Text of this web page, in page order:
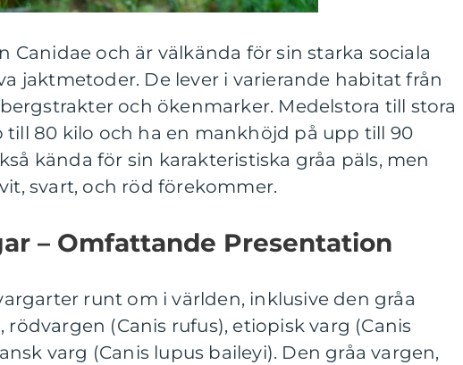
Canidae och är välkända för sin starka sociala
jaktmetoder. De lever i varierande habitat från
och ökenmarker. Medelstora till stora
till 80 kilo och ha en mankhöjd på upp till 90
kända för sin karakteristiska gråa päls, men
svart, och röd förekommer.
– Omfattande Presentation
runt om i världen, inklusive den gråa
rödvargen (Canis rufus), etiopisk varg (Canis
varg (Canis lupus baileyi). Den gråa vargen,